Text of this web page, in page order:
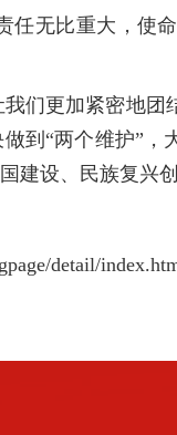
无比重大，使
更加紧密地团
到“两个维护”
建设、民族复兴
detail/